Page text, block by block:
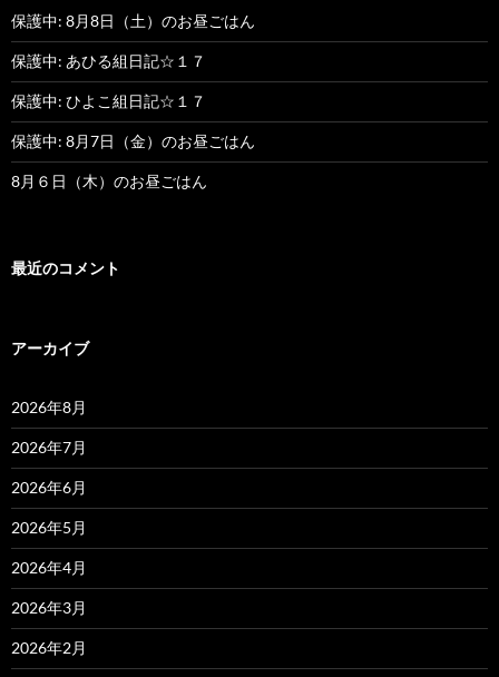
保護中: 8月8日（土）のお昼ごはん
保護中: あひる組日記☆１７
保護中: ひよこ組日記☆１７
保護中: 8月7日（金）のお昼ごはん
8月６日（木）のお昼ごはん
最近のコメント
アーカイブ
2026年8月
2026年7月
2026年6月
2026年5月
2026年4月
2026年3月
2026年2月